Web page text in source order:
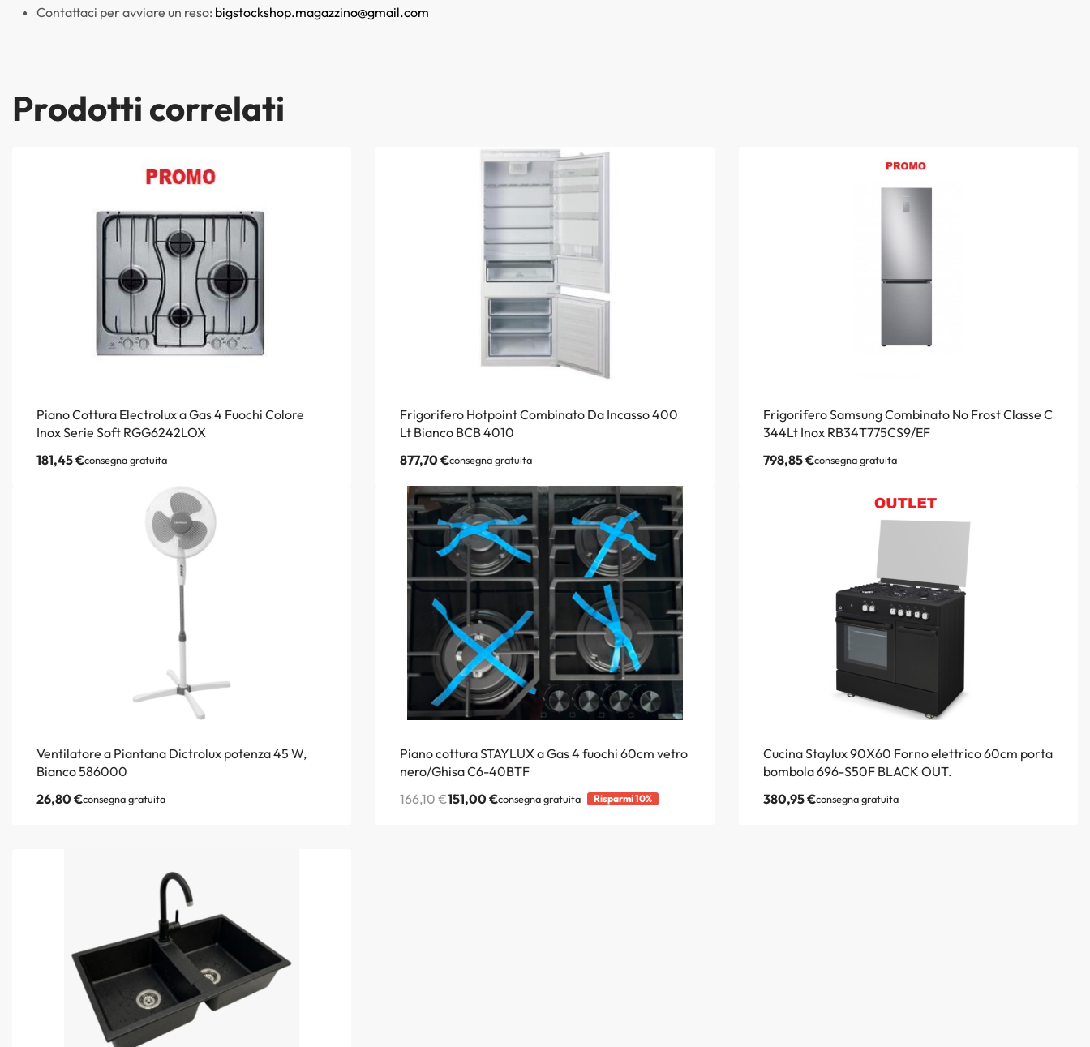
Contattaci per avviare un reso: bigstockshop.magazzino@gmail.com
Prodotti correlati
Piano Cottura Electrolux a Gas 4 Fuochi Colore
Inox Serie Soft RGG6242LOX
181,45€consegna gratuita
Frigorifero Hotpoint Combinato Da Incasso 400
Lt Bianco BCB 4010
877,70€consegna gratuita
Frigorifero Samsung Combinato No Frost Classe C
344Lt Inox RB34T775CS9/EF
798,85€consegna gratuita
Ventilatore a Piantana Dictrolux potenza 45 W,
Bianco 586000
26,80€consegna gratuita
Piano cottura STAYLUX a Gas 4 fuochi 60cm vetro
nero/Ghisa C6-40BTF
166,10€151,00€consegna gratuita Risparmi 10%
Cucina Staylux 90X60 Forno elettrico 60cm porta
bombola 696-S50F BLACK OUT.
380,95€consegna gratuita